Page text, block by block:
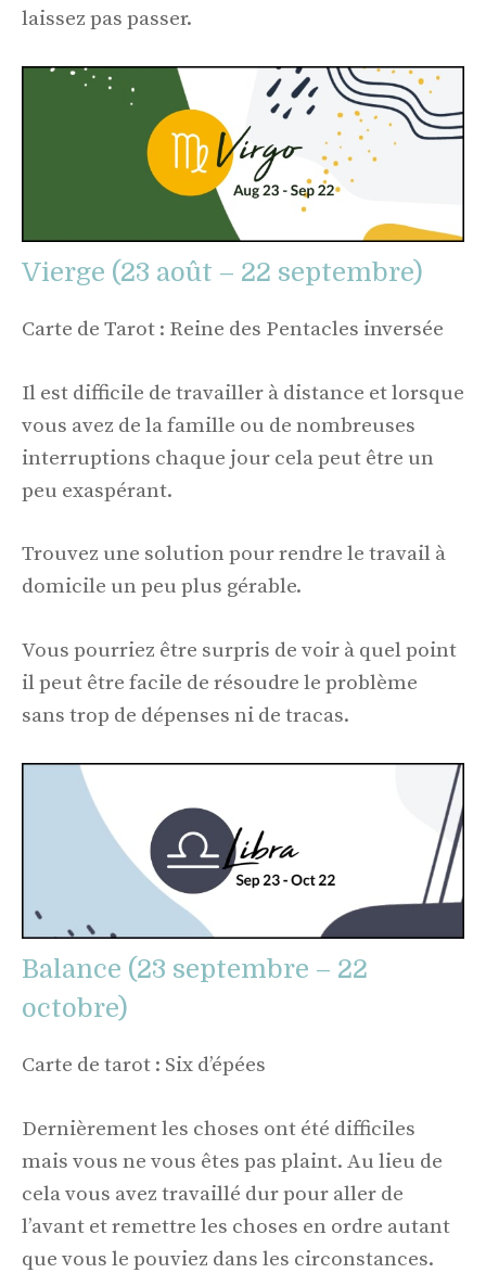
laissez pas passer.
Vierge (23 août – 22 septembre)
Carte de Tarot : Reine des Pentacles inversée
Il est difficile de travailler à distance et lorsque
vous avez de la famille ou de nombreuses
interruptions chaque jour cela peut être un
peu exaspérant.
Trouvez une solution pour rendre le travail à
domicile un peu plus gérable.
Vous pourriez être surpris de voir à quel point
il peut être facile de résoudre le problème
sans trop de dépenses ni de tracas.
Balance (23 septembre – 22
octobre)
Carte de tarot : Six d’épées
Dernièrement les choses ont été difficiles
mais vous ne vous êtes pas plaint. Au lieu de
cela vous avez travaillé dur pour aller de
l’avant et remettre les choses en ordre autant
que vous le pouviez dans les circonstances.